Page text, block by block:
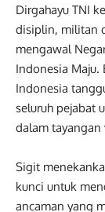
Dirgahayu TNI
disiplin, militan
mengawal
Indonesia Maju.
Indonesia
seluruh pejabat
dalam tayangan
Sigit
kunci untuk
ancaman yang